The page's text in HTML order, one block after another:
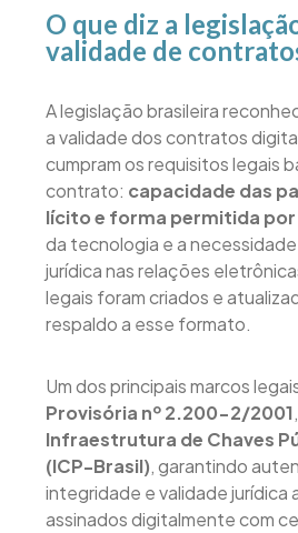
O que diz a
validade de
A legislação brasileira
a validade dos contratos
cumpram os requisitos legais
contrato: capacidade das
lícito e forma permitida por
da tecnologia e a
jurídica nas relações
legais foram criados e
respaldo a esse formato.
Um dos principais marcos
Provisória nº 2.200-2/2001
Infraestrutura de Chaves
(ICP-Brasil), garantindo
integridade e validade jurídica
assinados digitalmente com